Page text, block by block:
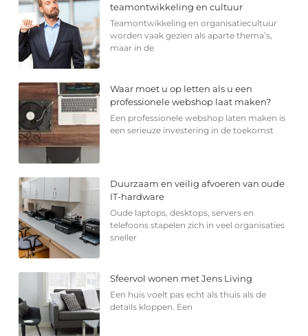
teamontwikkeling en cultuur
Teamontwikkeling en organisatiecultuur
worden vaak gezien als aparte thema’s,
maar in de
Waar moet u op letten als u een
professionele webshop laat maken?
Een professionele webshop laten maken is
een serieuze investering in de toekomst
Duurzaam en veilig afvoeren van oude
IT-hardware
Oude laptops, desktops, servers en
telefoons stapelen zich in veel organisaties
sneller
Sfeervol wonen met Jens Living
Een huis voelt pas echt als thuis als de
details kloppen. Een